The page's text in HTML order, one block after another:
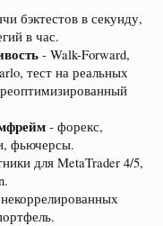
бэктестов в секунду,
в час.
- Walk-Forward,
тест на реальных
- форекс,
фьючерсы.
для MetaTrader 4/5,